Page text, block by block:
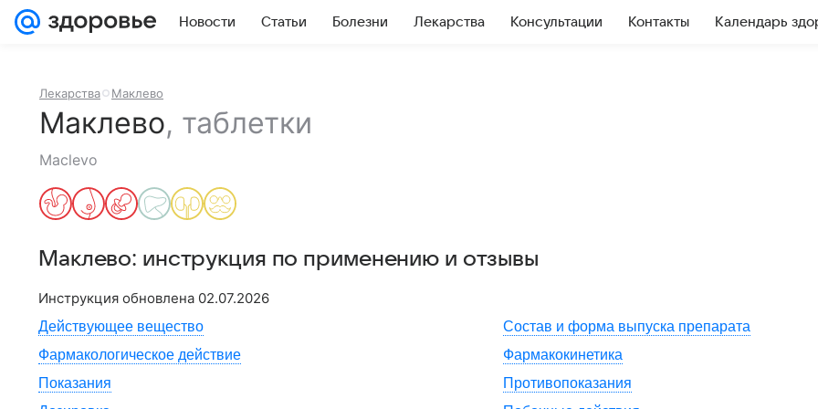
Новости Статьи Болезни Лекарства Консультации Контакты Календарь
Лекарства Маклево
Маклево, таблетки
Maclevo
Маклево: инструкция по применению и отзывы
Инструкция обновлена 02.07.2026
Действующее вещество
Состав и форма выпуска препарата
Фармакологическое действие
Фармакокинетика
Показания
Противопоказания